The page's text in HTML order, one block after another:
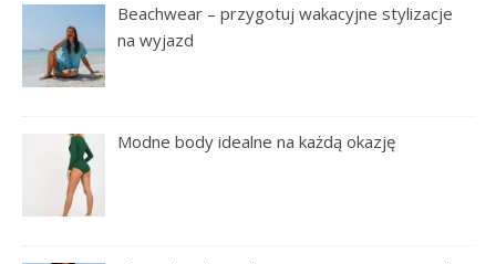
Beachwear – przygotuj wakacyjne stylizacje
na wyjazd
Modne body idealne na każdą okazję